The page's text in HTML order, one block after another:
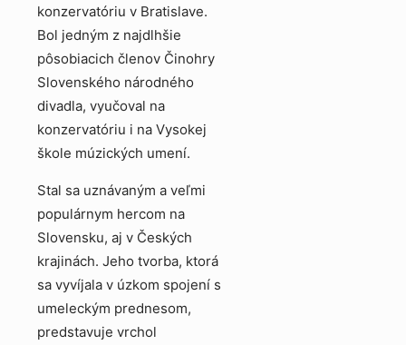
konzervatóriu v Bratislave.
Bol jedným z najdlhšie
pôsobiacich členov Činohry
Slovenského národného
divadla, vyučoval na
konzervatóriu i na Vysokej
škole múzických umení.
Stal sa uznávaným a veľmi
populárnym hercom na
Slovensku, aj v Českých
krajinách. Jeho tvorba, ktorá
sa vyvíjala v úzkom spojení s
umeleckým prednesom,
predstavuje vrchol